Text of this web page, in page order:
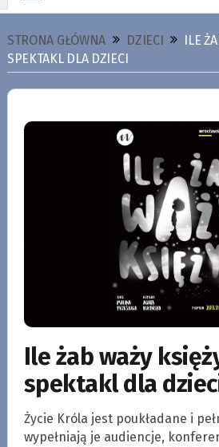
STRONA GŁÓWNA DZIECI
ILE
SPEKTAKL DLA DZIECI
Ile żab waży
spektakl dla
Życie Króla jest poukładane i
wypełniają je audiencje,